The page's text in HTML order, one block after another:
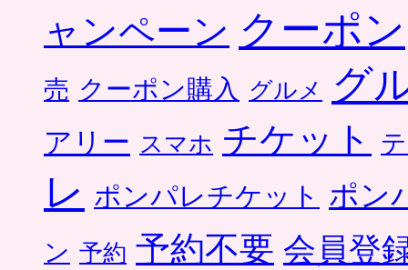
ャンペーン クーポン
売 クーポン購入 グルメ グ
アリー スマホ チケット
レ ポンパレチケット ポン
ン 予約 予約不要 会員登